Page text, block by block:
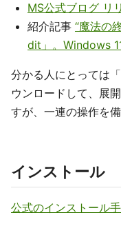
MS公式ブログ リ
紹介記事 “魔法の
dit」。Windows
分かる人にとっては「
ウンロードして、展
すが、一連の操作を
インストール
公式のインストール